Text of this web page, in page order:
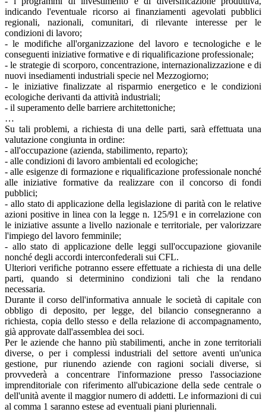
indicando l'eventuale ricorso ai finanziamenti agevolati pubblici
regionali, nazionali, comunitari, di rilevante interesse per le
condizioni di lavoro;
- le modifiche all'organizzazione del lavoro e tecnologiche e le
conseguenti iniziative formative e di riqualificazione professionale;
- le strategie di scorporo, concentrazione, internazionalizzazione e di
nuovi insediamenti industriali specie nel Mezzogiorno;
- le iniziative finalizzate al risparmio energetico e le condizioni
ecologiche derivanti da attività industriali;
- il superamento delle barriere architettoniche;
…
Su tali problemi, a richiesta di una delle parti, sarà effettuata una
valutazione congiunta in ordine:
- all'occupazione (azienda, stabilimento, reparto);
- alle condizioni di lavoro ambientali ed ecologiche;
- alle esigenze di formazione e riqualificazione professionale nonché
alle iniziative formative da realizzare con il concorso di fondi
pubblici;
- allo stato di applicazione della legislazione di parità con le relative
azioni positive in linea con la legge n. 125/91 e in correlazione con
le iniziative assunte a livello nazionale e territoriale, per valorizzare
l'impiego del lavoro femminile;
- allo stato di applicazione delle leggi sull'occupazione giovanile
nonché degli accordi interconfederali sui CFL.
Ulteriori verifiche potranno essere effettuate a richiesta di una delle
parti, quando si determinino condizioni tali che la rendano
necessaria.
Durante il corso dell'informativa annuale le società di capitale con
obbligo di deposito, per legge, del bilancio consegneranno a
richiesta, copia dello stesso e della relazione di accompagnamento,
già approvate dall'assemblea dei soci.
Per le aziende che hanno più stabilimenti, anche in zone territoriali
diverse, o per i complessi industriali del settore aventi un'unica
gestione, pur riunendo aziende con ragioni sociali diverse, si
provvederà a concentrare l'informazione presso l'associazione
imprenditoriale con riferimento all'ubicazione della sede centrale o
dell'unità avente il maggior numero di addetti. Le informazioni di cui
al comma 1 saranno estese ad eventuali piani pluriennali.